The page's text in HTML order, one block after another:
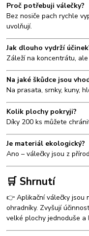
Proč potřebuji válečky?
Bez nosiče pach rychle
uvolňují.
Jak dlouho vydrží
Záleží na koncentrátu,
Na jaké škůdce jsou
Na prasata, srnky, kuny,
Kolik plochy pokryji?
Díky 200 ks můžete
Je materiál ekologický?
Ano – válečky jsou z
🛒 Shrnutí
👉 Aplikační válečky jsou
ohradníky. Zvyšují
velké plochy jednoduše a